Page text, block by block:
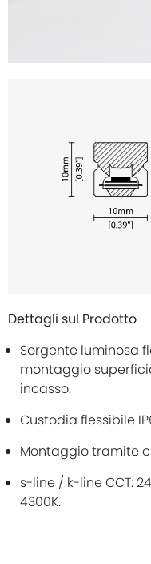
Dettagli sul Prodotto
Sorgente luminosa
montaggio
incasso.
Custodia flessibile
Montaggio tramite
s-line / k-line CCT:
4300K.